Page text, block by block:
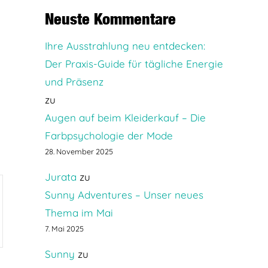
Neuste Kommentare
Ihre Ausstrahlung neu entdecken:
Der Praxis-Guide für tägliche Energie
und Präsenz
zu
Augen auf beim Kleiderkauf – Die
Farbpsychologie der Mode
28. November 2025
Jurata zu
Sunny Adventures – Unser neues
Thema im Mai
7. Mai 2025
Sunny zu